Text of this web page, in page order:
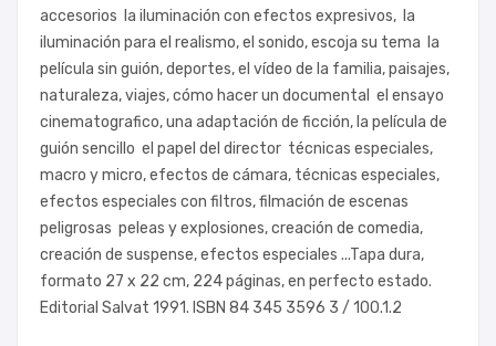
accesorios la iluminación con efectos expresivos, la
iluminación para el realismo, el sonido, escoja su tema la
película sin guión, deportes, el vídeo de la familia, paisajes,
naturaleza, viajes, cómo hacer un documental el ensayo
cinematografico, una adaptación de ficción, la película de
guión sencillo el papel del director técnicas especiales,
macro y micro, efectos de cámara, técnicas especiales,
efectos especiales con filtros, filmación de escenas
peligrosas peleas y explosiones, creación de comedia,
creación de suspense, efectos especiales ...Tapa dura,
formato 27 x 22 cm, 224 páginas, en perfecto estado.
Editorial Salvat 1991. ISBN 84 345 3596 3 / 100.1.2